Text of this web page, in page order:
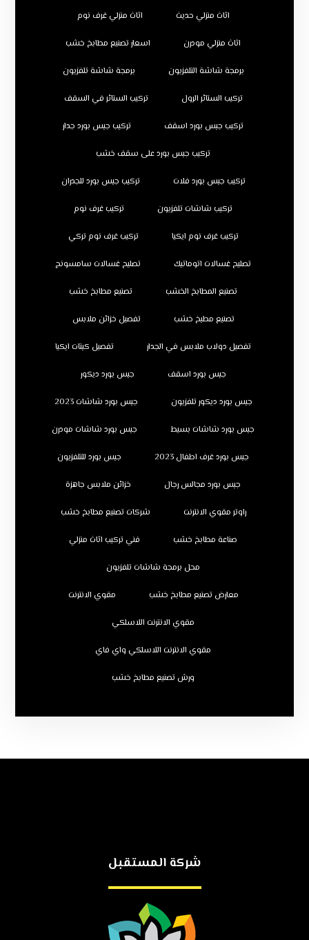
اثاث منزلي حديث اثاث منزلي غرف نوم
اثاث منزلي مودرن اسعار تصنيع مطابخ خشب
برمجة شاشة التلفزيون برمجة شاشة تلفزيون
تركيب الستائر الرول تركيب الستائر في السقف
تركيب جبس بورد اسقف تركيب جبس بورد جدار
تركيب جبس بورد على سقف خشب
تركيب جبس بورد فلات تركيب جبس بورد للجدران
تركيب شاشات تلفزيون تركيب غرف نوم
تركيب غرف نوم ايكيا تركيب غرف نوم تركي
تصليح غسالات اتوماتيك تصليح غسالات سامسونج
تصنيع المطابخ الخشب تصنيع مطابخ خشب
تصنيع مطبخ خشب تفصيل خزائن ملابس
تفصيل دولاب ملابس في الجدار تفصيل كبتات ايكيا
جبس بورد اسقف جبس بورد ديكور
جبس بورد ديكور تلفزيون جبس بورد شاشات 2023
جبس بورد شاشات بسيط جبس بورد شاشات مودرن
جبس بورد غرف اطفال 2023 جبس بورد للتلفزيون
جبس بورد مجالس رجال خزائن ملابس جاهزة
راوتر مقوي الانترنت شركات تصنيع مطابخ خشب
صناعة مطابخ خشب فني تركيب اثاث منزلي
محل برمجة شاشات تلفزيون
معارض تصنيع مطابخ خشب مقوي الانترنت
مقوي الانترنت اللاسلكي
مقوي الانترنت اللاسلكي واي فاي
ورش تصنيع مطابخ خشب
شركة المستقبل